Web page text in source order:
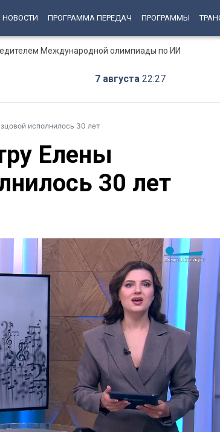
НОВОСТИ ПРОГРАММА ПЕРЕДАЧ ПРОГРАММЫ
Международной олимпиады по ИИ
7 августа 22:27
исполнилось 30 лет
Елены
30 лет